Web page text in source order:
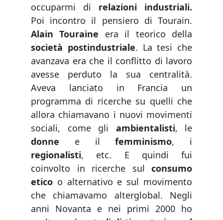
occuparmi di relazioni industriali.
Poi incontro il pensiero di Tourain.
Alain Touraine era il teorico della
società postindustriale. La tesi che
avanzava era che il conflitto di lavoro
avesse perduto la sua centralità.
Aveva lanciato in Francia un
programma di ricerche su quelli che
allora chiamavano i nuovi movimenti
sociali, come gli ambientalisti, le
donne e ilfemminismo, i
regionalisti, etc. E quindi fui
coinvolto in ricerche sul consumo
etico o alternativo e sul movimento
che chiamavamo alterglobal. Negli
anni Novanta e nei primi 2000 ho